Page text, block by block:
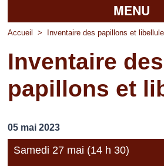
MENU
Accueil
La mairie
Découvrir Pierrefitte
Vos professionnels
Accueil > Inventaire des papillons et
Inventaire des
papillons et
05 mai 2023
Samedi 27 mai (14 h 30)